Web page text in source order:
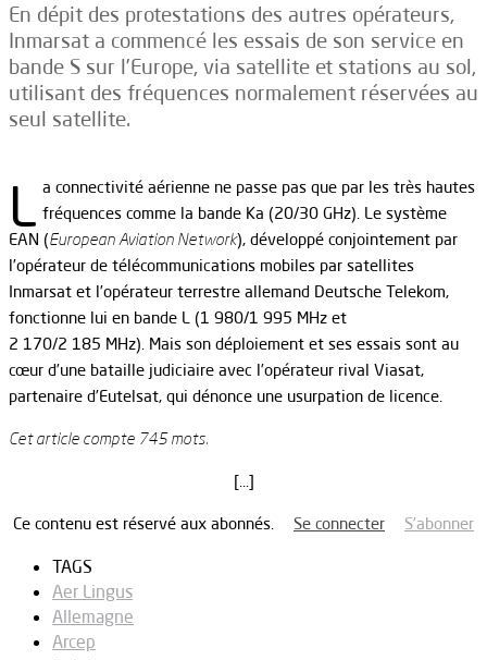
En dépit des protestations des autres opérateurs,
Inmarsat a commencé les essais de son service en
bande S sur l’Europe, via satellite et stations au sol,
utilisant des fréquences normalement réservées au
seul satellite.
L a connectivité aérienne ne passe pas que par les très hautes
fréquences comme la bande Ka (20/30 GHz). Le système
EAN (European Aviation Network), développé conjointement par
l’opérateur de télécommunications mobiles par satellites
Inmarsat et l’opérateur terrestre allemand Deutsche Telekom,
fonctionne lui en bande L (1 980/1 995 MHz et
2 170/2 185 MHz). Mais son déploiement et ses essais sont au
cœur d’une bataille judiciaire avec l’opérateur rival Viasat,
partenaire d’Eutelsat, qui dénonce une usurpation de licence.
Cet article compte 745 mots.
[…]
Ce contenu est réservé aux abonnés. Se connecter S’abonner
TAGS
Aer Lingus
Allemagne
Arcep